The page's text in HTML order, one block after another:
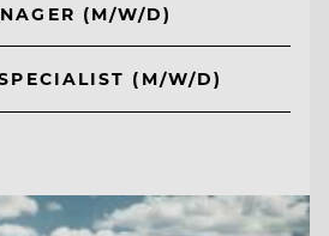
(M/W/D)
(M/W/D)